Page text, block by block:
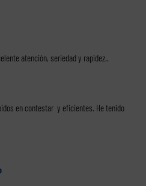
atención, seriedad y rapidez..
en contestar  y eficientes. He tenido